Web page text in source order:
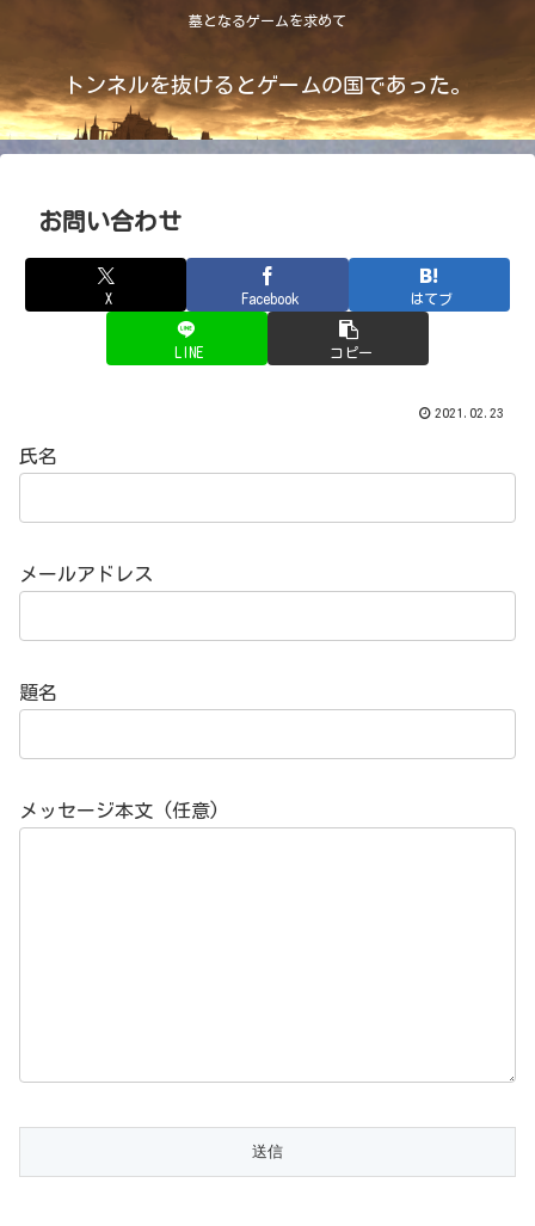
墓となるゲームを求めて
トンネルを抜けるとゲームの国であった。
お問い合わせ
X Facebook はてブ
LINE コピー
2021.02.23
氏名
メールアドレス
題名
メッセージ本文 (任意)